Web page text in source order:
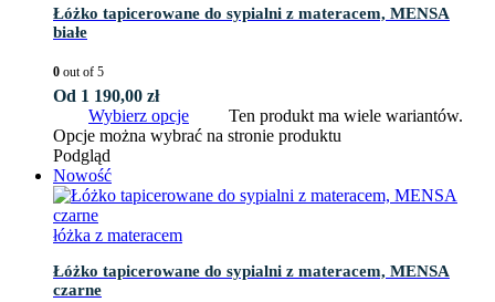
Łóżko tapicerowane do sypialni z materacem, MENSA
białe
0 out of 5
Od 1 190,00 zł
Wybierz opcje
Ten produkt ma wiele wariantów.
Opcje można wybrać na stronie produktu
Podgląd
Nowość
łóżka z materacem
Łóżko tapicerowane do sypialni z materacem, MENSA
czarne